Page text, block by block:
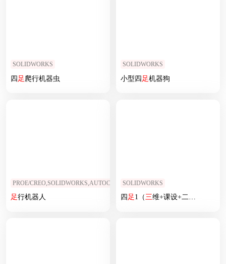
SOLIDWORKS
四足爬行机器虫
SOLIDWORKS
小型四足机器狗
PROE/CREO,SOLIDWORKS,AUTOCAD
足行机器人
SOLIDWORKS
四足1（三维+课设+二维+电路图）